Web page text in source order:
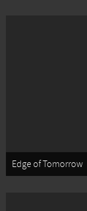
Edge of Tomorrow